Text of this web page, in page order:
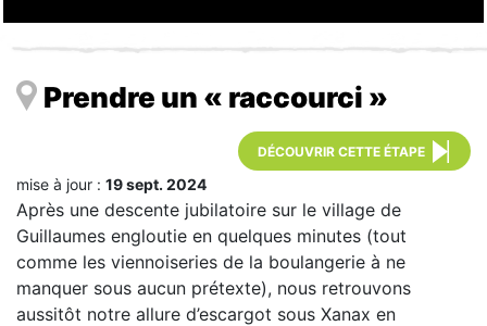
Prendre un « raccourci »
DÉCOUVRIR CETTE ÉTAPE
mise à jour : 19 sept. 2024
Après une descente jubilatoire sur le village de
Guillaumes engloutie en quelques minutes (tout
comme les viennoiseries de la boulangerie à ne
manquer sous aucun prétexte), nous retrouvons
aussitôt notre allure d’escargot sous Xanax en